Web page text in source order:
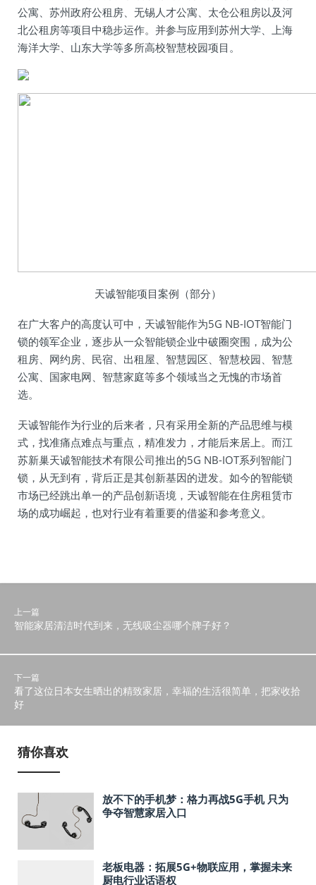
公寓、苏州政府公租房、无锡人才公寓、太仓公租房以及河
北公租房等项目中稳步运作。并参与应用到苏州大学、上海
海洋大学、山东大学等多所高校智慧校园项目。
天诚智能项目案例（部分）
在广大客户的高度认可中，天诚智能作为5G NB-IOT智能门
锁的领军企业，逐步从一众智能锁企业中破圈突围，成为公
租房、网约房、民宿、出租屋、智慧园区、智慧校园、智慧
公寓、国家电网、智慧家庭等多个领域当之无愧的市场首
选。
天诚智能作为行业的后来者，只有采用全新的产品思维与模
式，找准痛点难点与重点，精准发力，才能后来居上。而江
苏新巢天诚智能技术有限公司推出的5G NB-IOT系列智能门
锁，从无到有，背后正是其创新基因的迸发。如今的智能锁
市场已经跳出单一的产品创新语境，天诚智能在住房租赁市
场的成功崛起，也对行业有着重要的借鉴和参考意义。
上一篇
智能家居清洁时代到来，无线吸尘器哪个牌子好？
下一篇
看了这位日本女生晒出的精致家居，幸福的生活很简单，把家收拾
好
猜你喜欢
放不下的手机梦：格力再战5G手机 只为
争夺智慧家居入口
老板电器：拓展5G+物联应用，掌握未来
厨电行业话语权